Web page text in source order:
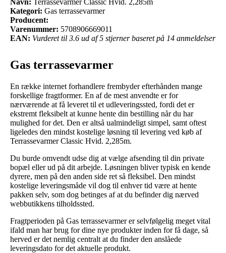
Kategori: Gas terrassevarmer
Producent:
Varenummer: 5708906669011
EAN: Vurderet til 3.6 ud af 5 stjerner baseret på 14 anmeldelser
Gas terrassevarmer
En række internet forhandlere frembyder efterhånden mange
forskellige fragtformer. En af de mest anvendte er for
nærværende at få leveret til et udleveringssted, fordi det er
ekstremt fleksibelt at kunne hente din bestilling når du har
mulighed for det. Den er altså ualmindeligt simpel, samt oftest
ligeledes den mindst kostelige løsning til levering ved køb af
Terrassevarmer Classic Hvid. 2,285m.
Du burde omvendt udse dig at vælge afsending til din private
bopæl eller ud på dit arbejde. Løsningen bliver typisk en kende
dyrere, men på den anden side ret så fleksibel. Den mindst
kostelige leveringsmåde vil dog til enhver tid være at hente
pakken selv, som dog betinges af at du befinder dig nærved
webbutikkens tilholdssted.
Fragtperioden på Gas terrassevarmer er selvfølgelig meget vital
ifald man har brug for dine nye produkter inden for få dage, så
herved er det nemlig centralt at du finder den anslåede
leveringsdato for det aktuelle produkt.